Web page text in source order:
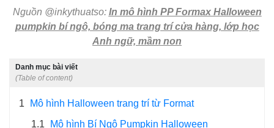
Nguồn @inkythuatso: In mô hình PP Formax Halloween
pumpkin bí ngô, bóng ma trang trí cửa hàng, lớp học
Anh ngữ, mầm non
Danh mục bài viết
(Table of content)
1
Mô hình Halloween trang trí từ Format
1.1
Mô hình Bí Ngô Pumpkin Halloween